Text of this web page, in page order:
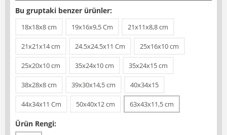
Bu gruptaki benzer ürünler:
18x18x8 cm 19x16x9,5 Cm 21x11x8,8 cm
21x21x14 cm 24.5x24.5x11 Cm 25x16x10 cm
25x20x10 cm 35x24x10 cm 35x24x15 cm
38x28x8 cm 39x30x14,5 cm 40x34x15
44x34x11 Cm 50x40x12 cm 63x43x11,5 cm
Ürün Rengi: